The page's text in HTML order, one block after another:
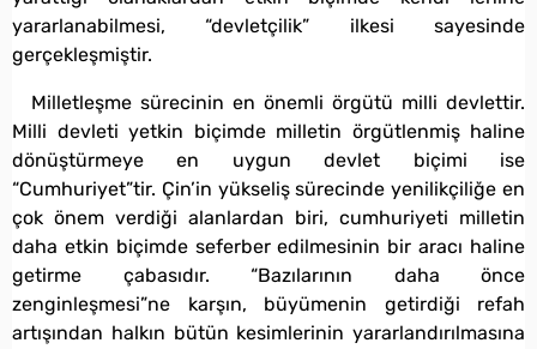
yararlanabilmesi, “devletçilik” ilkesi sayesinde
gerçekleşmiştir.
Milletleşme sürecinin en önemli örgütü milli devlettir.
Milli devleti yetkin biçimde milletin örgütlenmiş haline
dönüştürmeye en uygun devlet biçimi ise
“Cumhuriyet”tir. Çin’in yükseliş sürecinde yenilikçiliğe en
çok önem verdiği alanlardan biri, cumhuriyeti milletin
daha etkin biçimde seferber edilmesinin bir aracı haline
getirme çabasıdır. “Bazılarının daha önce
zenginleşmesi”ne karşın, büyümenin getirdiği refah
artışından halkın bütün kesimlerinin yararlandırılmasına